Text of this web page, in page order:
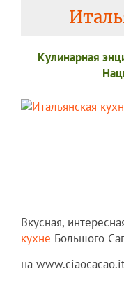
Кулинарная
Вкусная,
кухне Большого
на